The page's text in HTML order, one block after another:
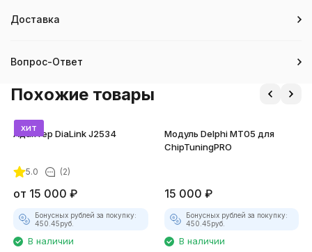
Доставка
Вопрос-Ответ
Похожие товары
хит
Адаптер DiaLink J2534
5.0 (2)
от 15 000 ₽
Бонусных рублей за покупку:
450.45руб.
В наличии
Модуль Delphi MT05 для
ChipTuningPRO
15 000 ₽
Бонусных рублей за покупку:
450.45руб.
В наличии